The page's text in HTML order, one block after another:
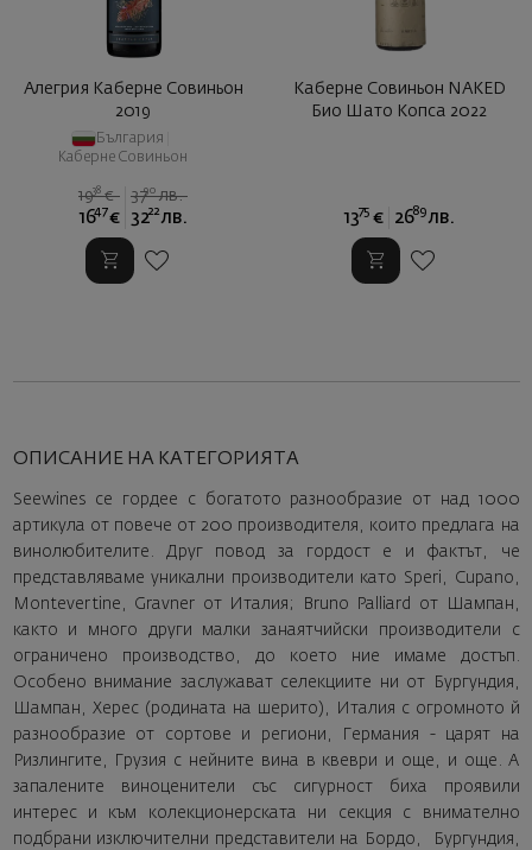
Алегрия Каберне Совиньон
2019
България
Каберне Совиньон
1938 € 3790 лв.
1647 € 3222 лв.
Каберне Совиньон NAKED
Био Шато Копса 2022
1375 € 2689 лв.
ОПИСАНИЕ НА КАТЕГОРИЯТА
Seewines се гордее с богатото разнообразие от над 1000
артикула от повече от 200 производителя, които предлага на
винолюбителите. Друг повод за гордост е и фактът, че
представляваме уникални производители като Speri, Cupano,
Montevertine, Gravner от Италия; Bruno Palliard от Шампан,
както и много други малки занаятчийски производители с
ограничено производство, до което ние имаме достъп.
Особено внимание заслужават селекциите ни от Бургундия,
Шампан, Херес (родината на шерито), Италия с огромното й
разнообразие от сортове и региони, Германия - царят на
Ризлингите, Грузия с нейните вина в квеври и още, и още. А
запалените виноценители със сигурност биха проявили
интерес и към колекционерската ни секция с внимателно
подбрани изключителни представители на Бордо, Бургундия,